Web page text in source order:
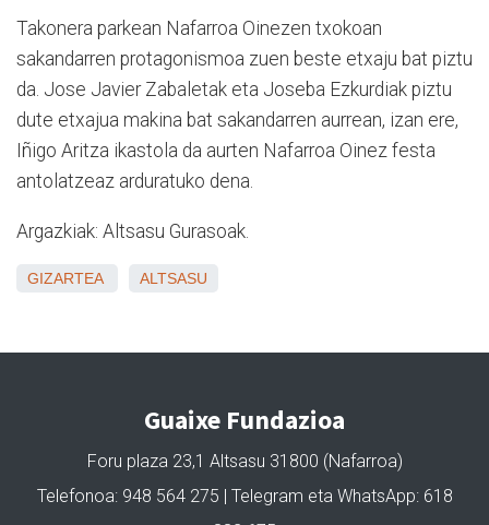
Takonera parkean Nafarroa Oinezen txokoan
sakandarren protagonismoa zuen beste etxaju bat piztu
da. Jose Javier Zabaletak eta Joseba Ezkurdiak piztu
dute etxajua makina bat sakandarren aurrean, izan ere,
Iñigo Aritza ikastola da aurten Nafarroa Oinez festa
antolatzeaz arduratuko dena.
Argazkiak: Altsasu Gurasoak.
GIZARTEA ALTSASU
Guaixe Fundazioa
Foru plaza 23,1 Altsasu 31800 (Nafarroa)
Telefonoa: 948 564 275 | Telegram eta WhatsApp: 618